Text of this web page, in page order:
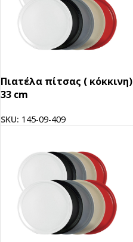
Πιατέλα πίτσας ( κόκκινη)
33 cm
SKU: 145-09-409